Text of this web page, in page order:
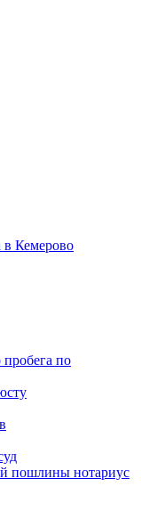
в Кемерово
пробега по
пошлины нотариус